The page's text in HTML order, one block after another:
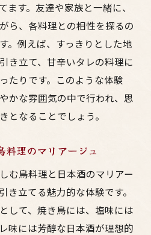
ます。友達や家族と一緒に、
ら、各料理との相性を探るの
。例えば、すっきりとした地
き立て、甘辛いタレの料理に
たりです。このような体験
かな雰囲気の中で行われ、思
となることでしょう。
料理のマリアージュ
む鳥料理と日本酒のマリアー
き立てる魅力的な体験です。
して、焼き鳥には、塩味には
味には芳醇な日本酒が理想的